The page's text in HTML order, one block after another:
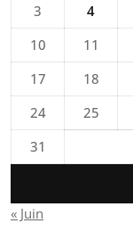
3
4
10
11
17
18
24
25
31
« Juin